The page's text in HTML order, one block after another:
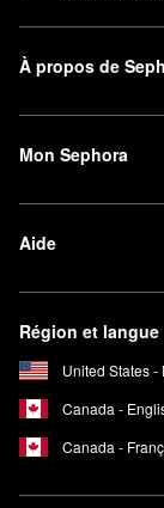
À propos de
Mon Sephora
Aide
Région et langue
United States -
Canada -
Canada -